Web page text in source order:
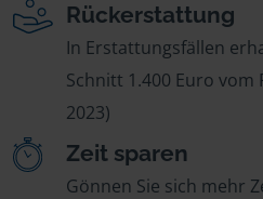
Rückerstattung
In Erstattungsfällen
Schnitt 1.400 Euro vom
2023)
Zeit sparen
Gönnen Sie sich mehr